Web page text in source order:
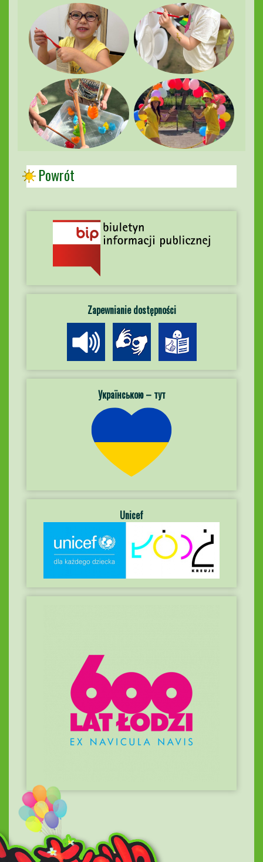
Powrót
Zapewnianie dostępności
Українською – тут
Unicef